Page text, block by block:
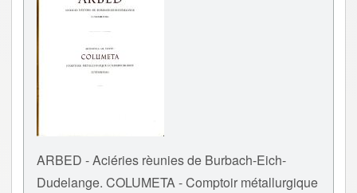
ARBED - Aciéries rèunies de Burbach-Eich-
Dudelange. COLUMETA - Comptoir métallurgique